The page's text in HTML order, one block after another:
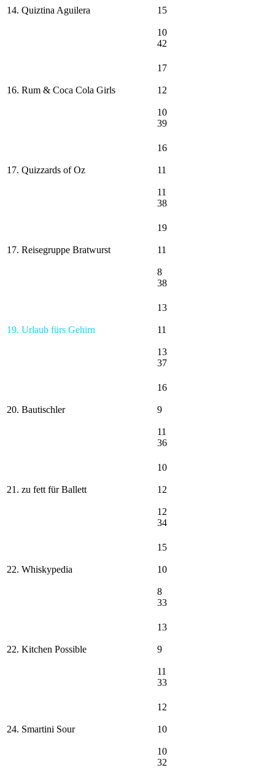
14. Quiztina Aguilera 15
10
42
16. Rum & Coca Cola Girls
17
12
10
39
17. Quizzards of Oz
16
11
11
38
17. Reisegruppe Bratwurst
19
11
8
38
19. Urlaub fürs Gehirn
13
11
13
37
20. Bautischler
16
9
11
36
21. zu fett für Ballett
10
12
12
34
22. Whiskypedia
15
10
8
33
22. Kitchen Possible
13
9
11
33
24. Smartini Sour
12
10
10
32